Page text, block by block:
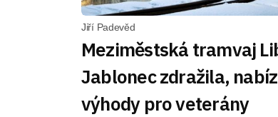
Jiří Padevěd
Meziměstská tramvaj
Jablonec zdražila,
výhody pro veterány